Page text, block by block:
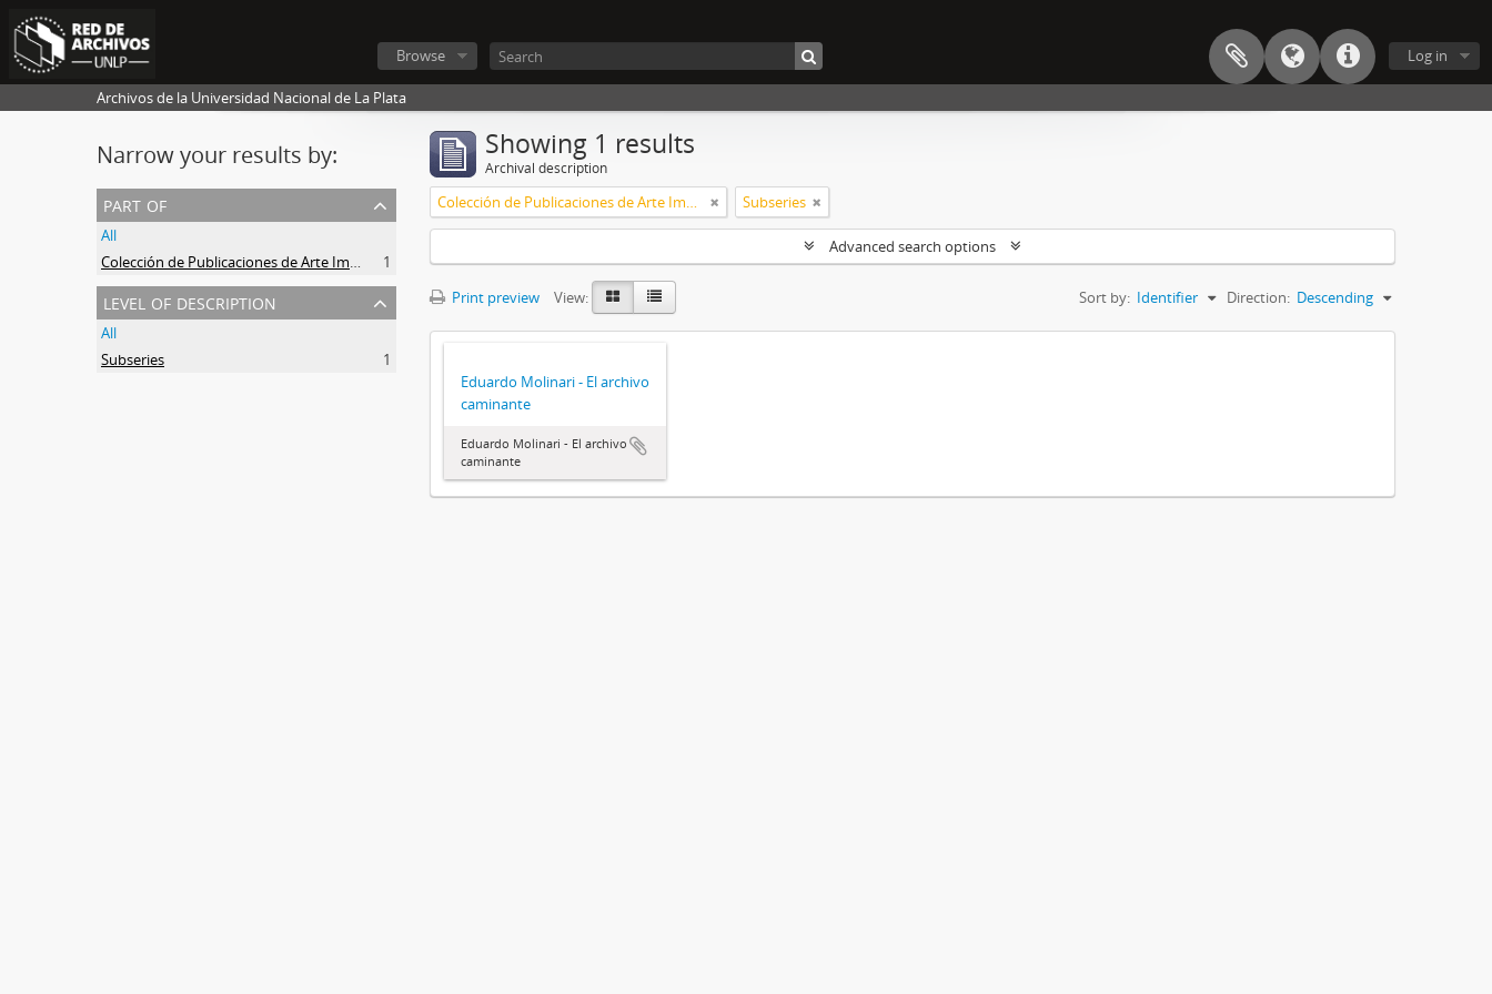
Log in
Browse
Archivos de la Universidad Nacional de La Plata
Narrow your results by:
part of
All
Colección de Publicaciones de Arte Impreso
1
level of description
All
Subseries
1
Showing 1 results
Archival description
Colección de Publicaciones de Arte Impreso Subseries
Advanced search options
Print preview View: Sort by: Identifier Direction: Descending
Eduardo Molinari - El archivo
caminante
Eduardo Molinari - El archivo
caminante